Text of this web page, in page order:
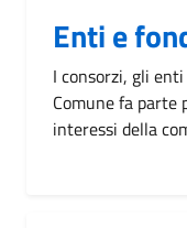
Enti e
I consorzi, gli
Comune fa parte
interessi della